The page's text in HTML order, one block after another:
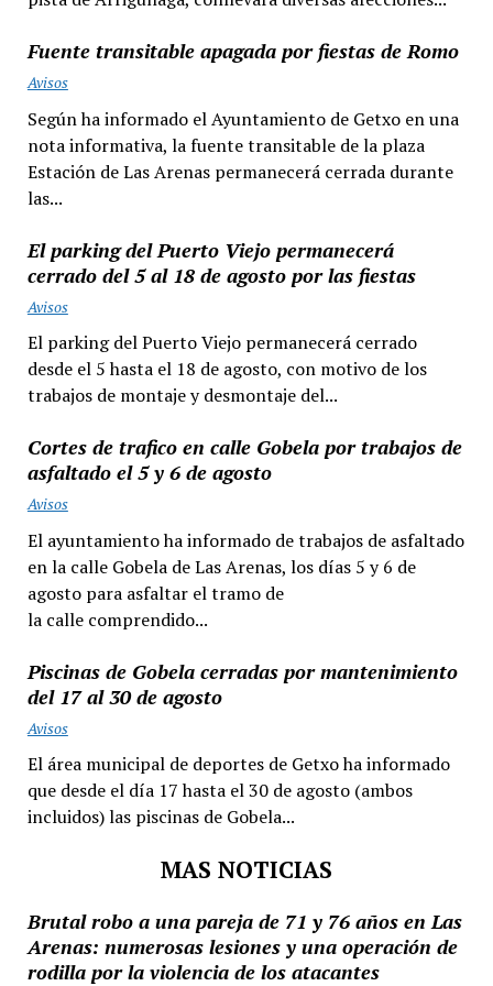
Fuente transitable apagada por fiestas de Romo
Avisos
Según ha informado el Ayuntamiento de Getxo en una
nota informativa, la fuente transitable de la plaza
Estación de Las Arenas permanecerá cerrada durante
las...
El parking del Puerto Viejo permanecerá
cerrado del 5 al 18 de agosto por las fiestas
Avisos
El parking del Puerto Viejo permanecerá cerrado
desde el 5 hasta el 18 de agosto, con motivo de los
trabajos de montaje y desmontaje del...
Cortes de trafico en calle Gobela por trabajos de
asfaltado el 5 y 6 de agosto
Avisos
El ayuntamiento ha informado de trabajos de asfaltado
en la calle Gobela de Las Arenas, los días 5 y 6 de
agosto para asfaltar el tramo de
la calle comprendido...
Piscinas de Gobela cerradas por mantenimiento
del 17 al 30 de agosto
Avisos
El área municipal de deportes de Getxo ha informado
que desde el día 17 hasta el 30 de agosto (ambos
incluidos) las piscinas de Gobela...
MAS NOTICIAS
Brutal robo a una pareja de 71 y 76 años en Las
Arenas: numerosas lesiones y una operación de
rodilla por la violencia de los atacantes